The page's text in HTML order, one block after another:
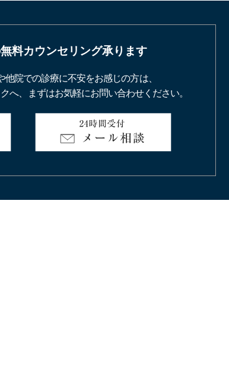
無料カウンセリング承ります
院での診療に不安をお感じの方は、
へ、まずはお気軽にお問い合わせください。